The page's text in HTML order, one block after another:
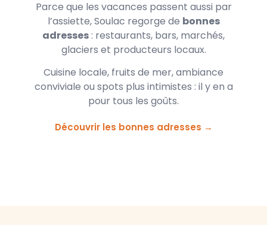
Parce que les vacances passent aussi par
l’assiette, Soulac regorge de bonnes
adresses: restaurants, bars, marchés,
glaciers et producteurs locaux.
Cuisine locale, fruits de mer, ambiance
conviviale ou spots plus intimistes : il y en a
pour tous les goûts.
Découvrir les bonnes adresses →